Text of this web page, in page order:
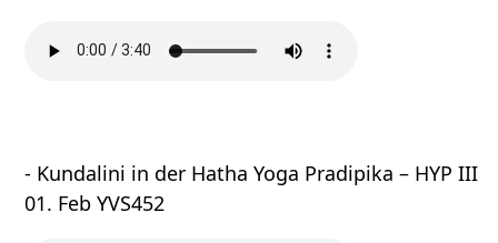
- Kundalini in der Hatha Yoga Pradipika – HYP III
01. Feb YVS452